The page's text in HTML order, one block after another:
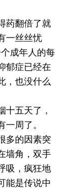
药翻倍了就
一丝丝忧
成年人的每
郁症已经在
，也没什么
十五天了，
周了。
多的因素突
墙角，双手
吸，疯狂地
能是传说中